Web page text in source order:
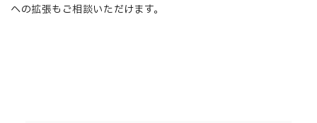
への拡張もご相談いただけます。